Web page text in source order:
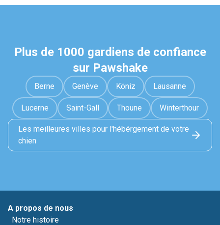
Plus de 1000 gardiens de confiance
sur Pawshake
Berne Genève Köniz Lausanne
Lucerne Saint-Gall Thoune Winterthour
Les meilleures villes pour l'hébérgement de votre
chien
A propos de nous
Notre histoire